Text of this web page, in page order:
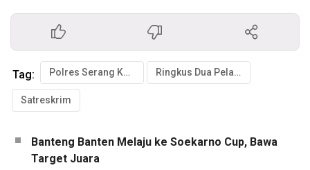
Tag: Polres Serang Kota Ringkus Dua Pelaku Pemerkosaan
Satreskrim
Banteng Banten Melaju ke Soekarno Cup, Bawa
Target Juara